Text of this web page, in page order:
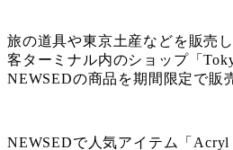
旅の道具や東京土産などを販売
客ターミナル内のショップ「
NEWSEDの商品を期間限定で販
NEWSEDで人気アイテム「Acryl